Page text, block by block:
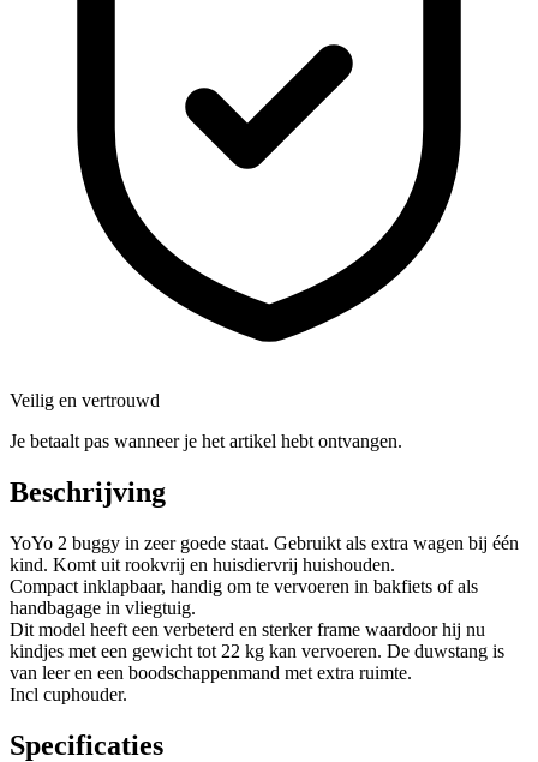
Veilig en vertrouwd
Je betaalt pas wanneer je het artikel hebt ontvangen.
Beschrijving
YoYo 2 buggy in zeer goede staat. Gebruikt als extra wagen bij één
kind. Komt uit rookvrij en huisdiervrij huishouden.
Compact inklapbaar, handig om te vervoeren in bakfiets of als
handbagage in vliegtuig.
Dit model heeft een verbeterd en sterker frame waardoor hij nu
kindjes met een gewicht tot 22 kg kan vervoeren. De duwstang is
van leer en een boodschappenmand met extra ruimte.
Incl cuphouder.
Specificaties